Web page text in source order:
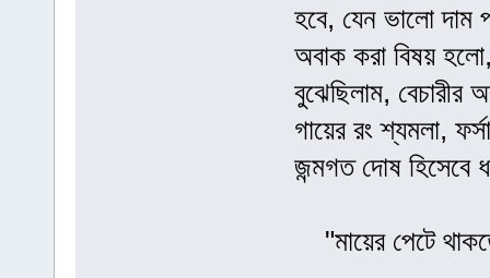
হবে, যেন ভালো দাম
অবাক করা বিষয়
বুঝেছিলাম,
গায়ের রং শ্যমলা,
জন্মগত দোষ হিসেবে
"মায়ের পেটে